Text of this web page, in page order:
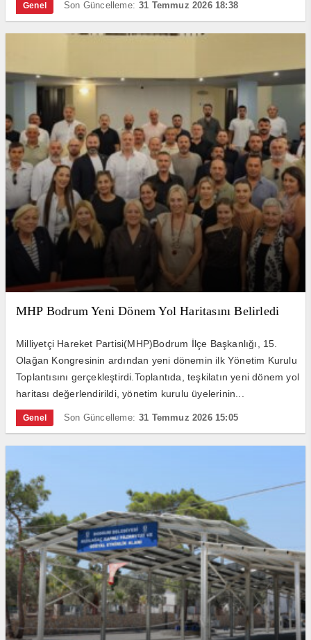
Genel Son Güncelleme: 31 Temmuz 2026 18:38
MHP Bodrum Yeni Dönem Yol Haritasını Belirledi
Milliyetçi Hareket Partisi(MHP)Bodrum İlçe Başkanlığı, 15.
Olağan Kongresinin ardından yeni dönemin ilk Yönetim Kurulu
Toplantısını gerçekleştirdi.Toplantıda, teşkilatın yeni dönem yol
haritası değerlendirildi, yönetim kurulu üyelerinin...
Genel Son Güncelleme: 31 Temmuz 2026 15:05